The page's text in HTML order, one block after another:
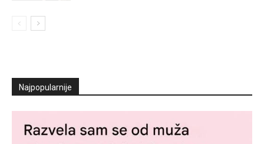
Najpopularnije